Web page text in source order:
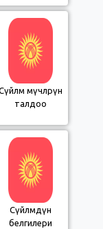
мүчөлөрүн
талдоо
Сүйлөмдүн
белгилери